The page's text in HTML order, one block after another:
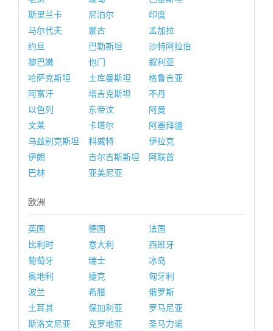
斯里兰卡
尼泊尔
印度
马尔代夫
蒙古
孟加拉
约旦
巴勒斯坦
沙特阿拉伯
黎巴嫩
也门
叙利亚
哈萨克斯坦
土库曼斯坦
格鲁吉亚
阿富汗
塔吉克斯坦
不丹
以色列
东帝汶
阿曼
文莱
卡塔尔
阿塞拜疆
乌兹别克斯坦
科威特
伊拉克
伊朗
吉尔吉斯斯坦
阿联酋
巴林
亚美尼亚
欧洲
英国 德国
法国
比利时
意大利
西班牙
葡萄牙
瑞士
冰岛
奥地利
捷克
匈牙利
波兰
希腊
俄罗斯
土耳其
保加利亚
罗马尼亚
斯洛文尼亚
克罗地亚
圣马力诺